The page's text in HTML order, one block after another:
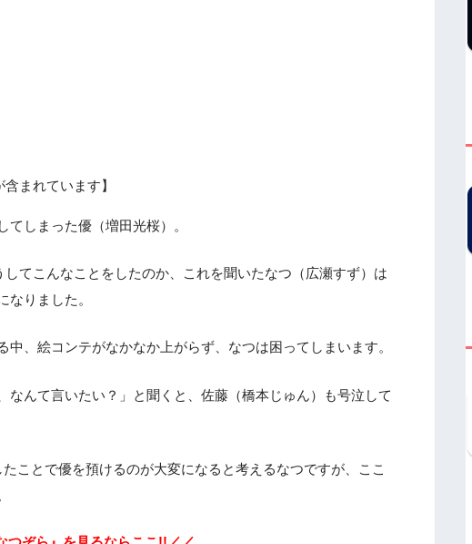
まれています】
てしまった優（増田光桜）。
してこんなことをしたのか、これを聞いたなつ（広瀬すず）は
りました。
、絵コンテがなかなか上がらず、なつは困ってしまいます。
なんて言いたい？」と聞くと、佐藤（橋本じゅん）も号泣して
ことで優を預けるのが大変になると考えるなつですが、ここ